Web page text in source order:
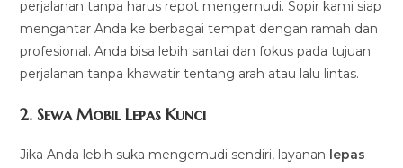
perjalanan tanpa harus repot mengemudi. Sopir kami siap
mengantar Anda ke berbagai tempat dengan ramah dan
profesional. Anda bisa lebih santai dan fokus pada tujuan
perjalanan tanpa khawatir tentang arah atau lalu lintas.
2.Sewa Mobil Lepas Kunci
Jika Anda lebih suka mengemudi sendiri, layanan lepas